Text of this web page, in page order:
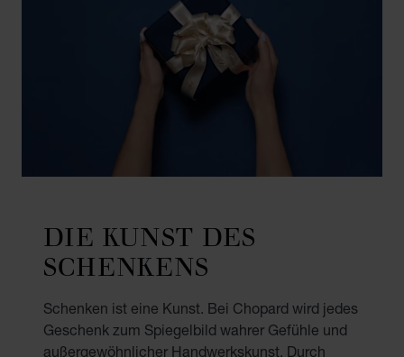
DIE KUNST DES
SCHENKENS
Schenken ist eine Kunst. Bei Chopard wird jedes
Geschenk zum Spiegelbild wahrer Gefühle und
außergewöhnlicher Handwerkskunst. Durch